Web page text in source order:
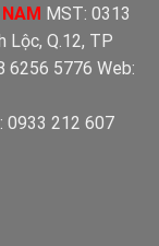
MST: 0313
Lộc, Q.12, TP
6256 5776 Web:
0933 212 607